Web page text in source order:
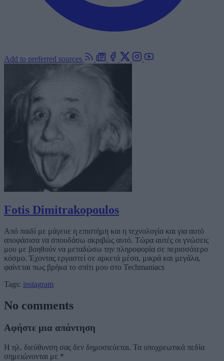
Add to preferred sources
Fotis Dimitrakopoulos
Από παιδί με μάγευε η επιστήμη και η τεχνολογία και για αυτό
αποφάσισα να σπουδάσω ακριβώς αυτό. Τώρα αυτές οι γνώσεις
μου με βοηθούν να μεταδώσω την πληροφορία σε περισσότερο
κόσμο. Έχοντας εργαστεί σε αρκετά μέσα, μικρά και μεγάλα,
φαίνεται πως βρήκα το σπίτι μου στο Techmaniacs
Tags: instagram
No comments
Αφήστε μια απάντηση
Η ηλ. διεύθυνση σας δεν δημοσιεύεται. Τα υποχρεωτικά πεδία
σημειώνονται με *